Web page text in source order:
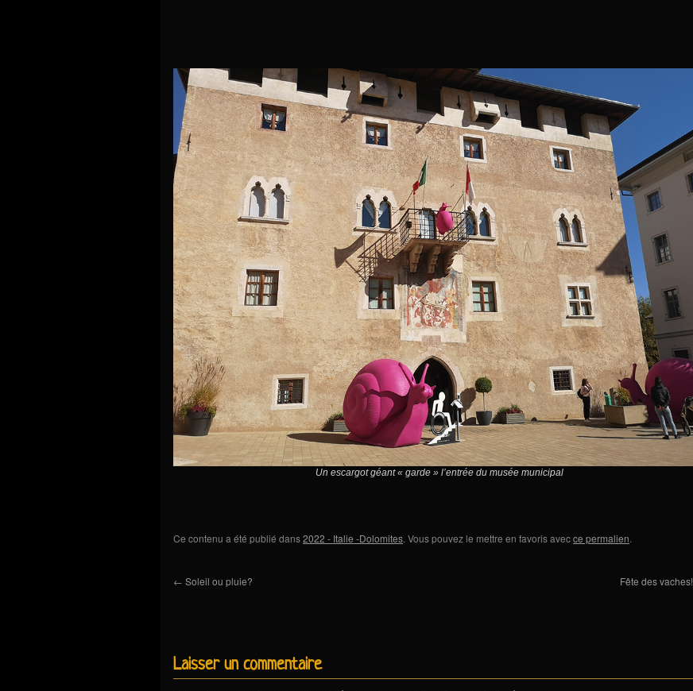
Un escargot géant « garde » l’entrée du musée municipal
Ce contenu a été publié dans2022 - Italie -Dolomites. Vous pouvez le mettre en favoris avecce permalien.
← Soleil ou pluie? Fête des vaches!
Laisser un commentaire